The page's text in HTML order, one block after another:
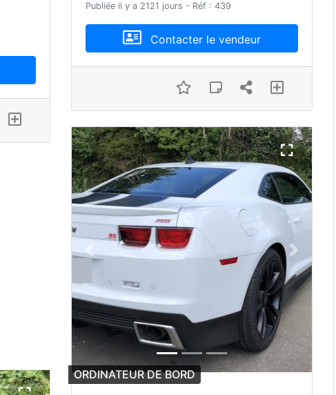
Publiée il y a 2121 jours - Réf : 439
Contacter le vendeur
Previous Next
ORDINATEUR DE BORD